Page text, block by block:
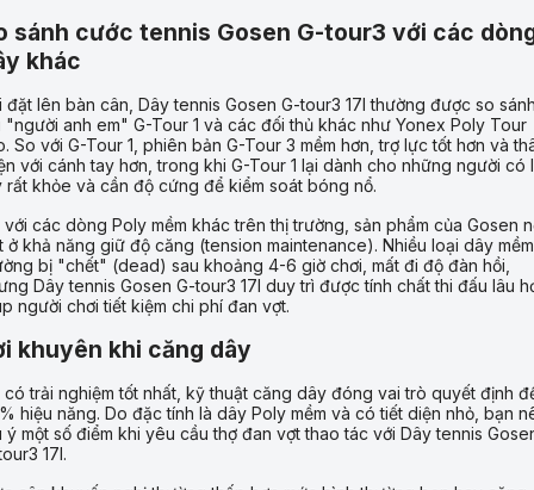
sánh cước tennis Gosen G-tour3 với các
khác
đặt lên bàn cân, Dây tennis Gosen G-tour3 17l thường được so
"người anh em" G-Tour 1 và các đối thủ khác như Yonex Poly Tour
So với G-Tour 1, phiên bản G-Tour 3 mềm hơn, trợ lực tốt hơn và
với cánh tay hơn, trong khi G-Tour 1 lại dành cho những người có
rất khỏe và cần độ cứng để kiểm soát bóng nổ.
với các dòng Poly mềm khác trên thị trường, sản phẩm của Gosen
ở khả năng giữ độ căng (tension maintenance). Nhiều loại dây mềm
bị "chết" (dead) sau khoảng 4-6 giờ chơi, mất đi độ đàn hồi,
Dây tennis Gosen G-tour3 17l duy trì được tính chất thi đấu lâu
người chơi tiết kiệm chi phí đan vợt.
khuyên khi căng dây
trải nghiệm tốt nhất, kỹ thuật căng dây đóng vai trò quyết định
hiệu năng. Do đặc tính là dây Poly mềm và có tiết diện nhỏ, bạn
ý một số điểm khi yêu cầu thợ đan vợt thao tác với Dây tennis
17l.